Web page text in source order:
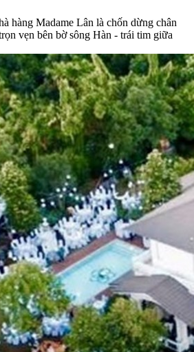
hàng Madame Lân là chốn dừng chân
vẹn bên bờ sông Hàn - trái tim giữa